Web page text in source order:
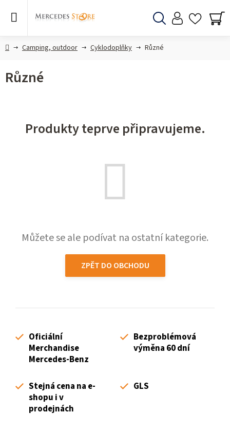
DomůCamping, outdoor Cyklodoplňky Různé
Různé
Produkty teprve připravujeme.
Můžete se ale podívat na ostatní kategorie.
ZPĚT DO OBCHODU
Oficiální
Merchandise
Mercedes-Benz
Bezproblémová
výměna 60 dní
Stejná cena na e-
shopu i v
prodejnách
GLS